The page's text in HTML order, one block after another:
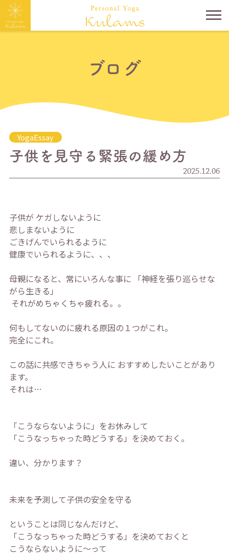
ブログ
YogaEssay
子供を見守る緊張の緩め方
2025.12.06
子供が ケガしないように
悲しまないように
ごきげんでいられるように
健康でいられるように、、、 ⁡
母親になると、常にいろんな事に 「神経を張り巡らせな
がら生きる」
⁡ それがめちゃくちゃ疲れる。。
何もしてないのに疲れる原因の１つがこれ。 ⁡
完全にこれ。
この話に共感できちゃう人に おすすめしたいことがあり
ます。 ⁡
それは…
「こうならないように」をお休みして
「こうなっちゃった時どうする」を決めておく。 ⁡
違い、分かります？ ⁡
未来を予測して子供の安全を守る
ということは同じなんだけど、
「こうなっちゃった時どうする」を決めておくと
こうならないように〜って